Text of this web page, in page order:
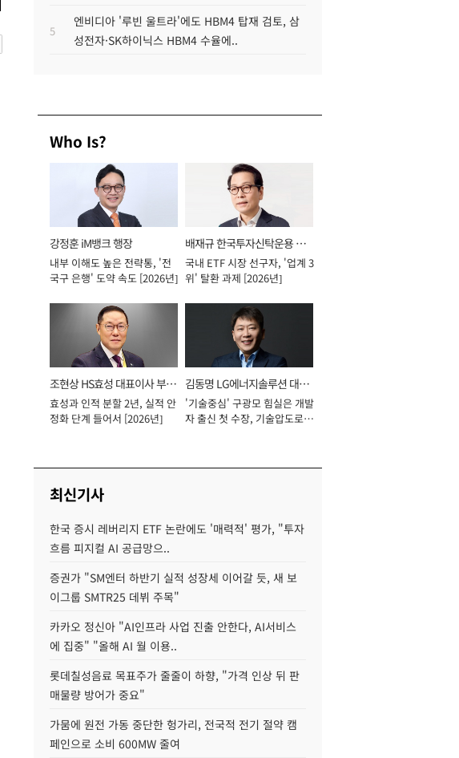
5
엔비디아 '루빈 울트라'에도 HBM4 탑재 검토, 삼
성전자·SK하이닉스 HBM4 수율에..
Who Is?
강정훈 iM뱅크 행장
내부 이해도 높은 전략통, '전
국구 은행' 도약 속도 [2026년]
배재규 한국투자신탁운용 대
표이사 사장
국내 ETF 시장 선구자, '업계 3
위' 탈환 과제 [2026년]
조현상 HS효성 대표이사 부회
장
효성과 인적 분할 2년, 실적 안
정화 단계 들어서 [2026년]
김동명 LG에너지솔루션 대표
이사 사장
'기술중심' 구광모 힘실은 개발
자 출신 첫 수장, 기술압도로
최신기사
한국 증시 레버리지 ETF 논란에도 '매력적' 평가, "투자
흐름 피지컬 AI 공급망으..
증권가 "SM엔터 하반기 실적 성장세 이어갈 듯, 새 보
이그룹 SMTR25 데뷔 주목"
카카오 정신아 "AI인프라 사업 진출 안한다, AI서비스
에 집중" "올해 AI 월 이용..
롯데칠성음료 목표주가 줄줄이 하향, "가격 인상 뒤 판
매물량 방어가 중요"
가뭄에 원전 가동 중단한 헝가리, 전국적 전기 절약 캠
페인으로 소비 600MW 줄여